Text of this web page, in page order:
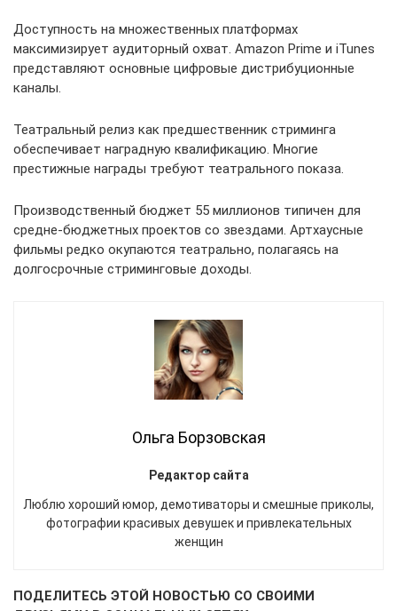
Доступность на множественных платформах
максимизирует аудиторный охват. Amazon Prime и iTunes
представляют основные цифровые дистрибуционные
каналы.
Театральный релиз как предшественник стриминга
обеспечивает наградную квалификацию. Многие
престижные награды требуют театрального показа.
Производственный бюджет 55 миллионов типичен для
средне-бюджетных проектов со звездами. Артхаусные
фильмы редко окупаются театрально, полагаясь на
долгосрочные стриминговые доходы.
Ольга Борзовская
Редактор сайта
Люблю хороший юмор, демотиваторы и смешные приколы,
фотографии красивых девушек и привлекательных
женщин
ПОДЕЛИТЕСЬ ЭТОЙ НОВОСТЬЮ СО СВОИМИ